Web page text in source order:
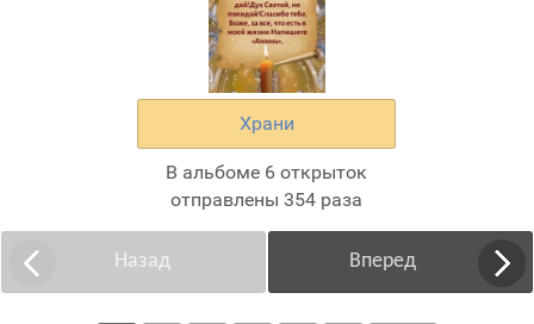
Храни
В альбоме 6 открыток
отправлены 354 раза
Назад Вперед